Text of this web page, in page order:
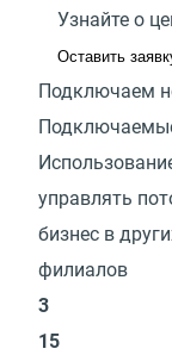
Узнайте о
Оставить
Подключаем
управлять
бизнес в
филиалов
3
15